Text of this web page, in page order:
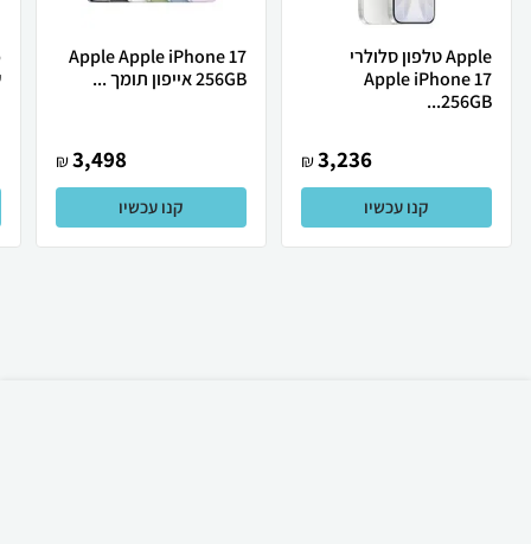
Apple טלפון סלולרי
Apple iPhone 17
256GB...
3,236
₪
קנו עכשיו
Apple Apple iPhone 17
256GB אייפון תומך ...
3,498
₪
קנו עכשיו